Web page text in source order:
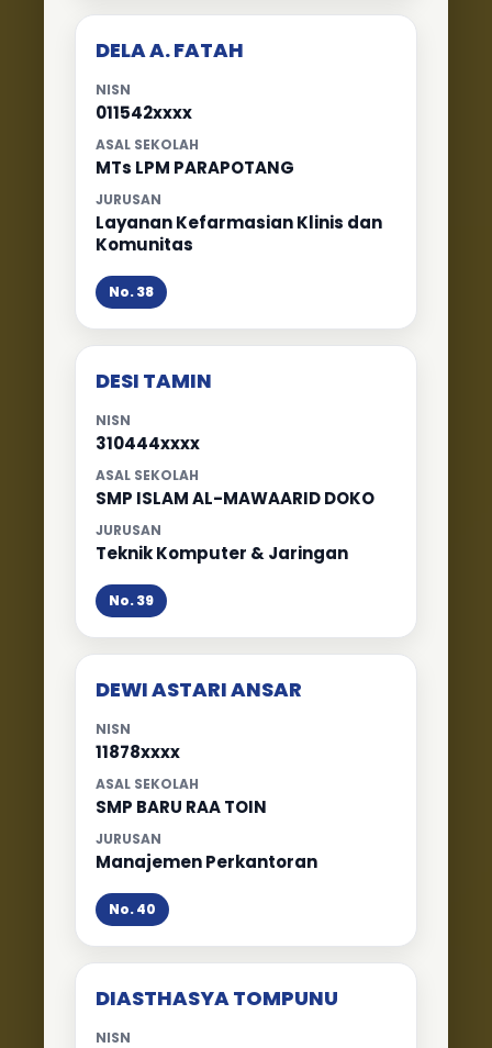
DELA A. FATAH
NISN
011542xxxx
ASAL SEKOLAH
MTs LPM PARAPOTANG
JURUSAN
Layanan Kefarmasian Klinis dan
Komunitas
No. 38
DESI TAMIN
NISN
310444xxxx
ASAL SEKOLAH
SMP ISLAM AL-MAWAARID DOKO
JURUSAN
Teknik Komputer & Jaringan
No. 39
DEWI ASTARI ANSAR
NISN
11878xxxx
ASAL SEKOLAH
SMP BARU RAA TOIN
JURUSAN
Manajemen Perkantoran
No. 40
DIASTHASYA TOMPUNU
NISN